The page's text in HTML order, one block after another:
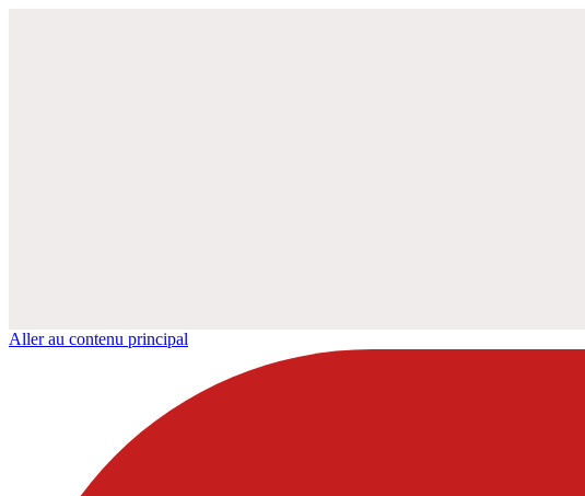
Aller au contenu principal